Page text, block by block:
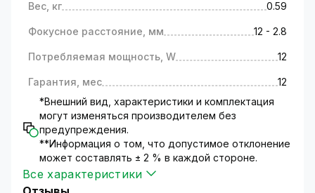
т.д.);
работу и многое другое.
Для самостоятельной установки Вам
доступныкраткаяиподробнаяинструкции по
установке оборудования. Но мы настоятельно
рекомендуем для установки нашего
оборудования обратиться к специалистам.
Технические характеристики
Камера видеонаблюдения работает на
основе матрицы 1/2.8 SONY CMOS Sensor;
Процессор - HI3516D;
Разрешение изображения (2048x1536);
Вес, кг 0.59
Фокусное расстояние, мм 12 - 2.8
Потребляемая мощность, W 12
Гарантия, мес
12
*Внешний вид, характеристики и комплектация
могут изменяться производителем без
предупреждения.
**Информация о том, что допустимое отклонение
может составлять ± 2 % в каждой стороне.
Все характеристики